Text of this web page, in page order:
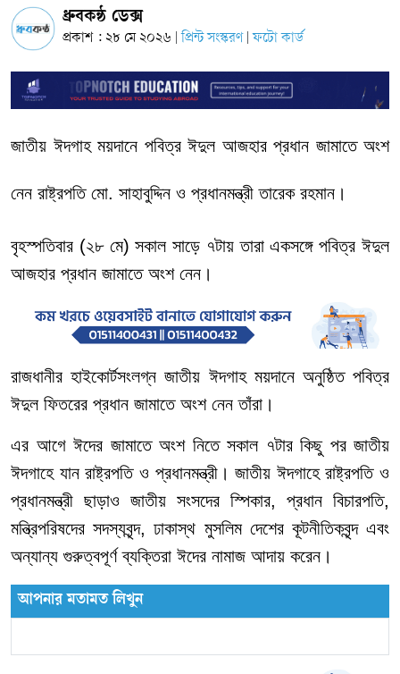
ধ্রুবকন্ঠ ডেক্স
প্রকাশ : ২৮ মে ২০২৬ প্রিন্ট সংস্করণ ফটো কার্ড
জাতীয় ঈদগাহ ময়দানে পবিত্র ঈদুল আজহার প্রধান জামাতে অংশ
নেন রাষ্ট্রপতি মো. সাহাবুদ্দিন ও প্রধানমন্ত্রী তারেক রহমান।
বৃহস্পতিবার (২৮ মে)সকাল সাড়ে ৭টায় তারা একসঙ্গে পবিত্র ঈদুল
আজহার প্রধান জামাতে অংশ নেন।
রাজধানীর হাইকোর্টসংলগ্ন জাতীয় ঈদগাহ ময়দানে অনুষ্ঠিত পবিত্র
ঈদুল ফিতরের প্রধান জামাতে অংশ নেন তাঁরা।
এর আগে ঈদের জামাতে অংশ নিতে সকাল ৭টার কিছু পর জাতীয়
ঈদগাহে যান রাষ্ট্রপতি ও প্রধানমন্ত্রী। জাতীয় ঈদগাহে রাষ্ট্রপতি ও
প্রধানমন্ত্রী ছাড়াও জাতীয় সংসদের স্পিকার, প্রধান বিচারপতি,
মন্ত্রিপরিষদের সদস্যবৃন্দ,ঢাকাস্থ মুসলিম দেশের কূটনীতিকবৃন্দ এবং
অন্যান্য গুরুত্বপূর্ণ ব্যক্তিরা ঈদের নামাজ আদায় করেন।
আপনার মতামত লিখুন